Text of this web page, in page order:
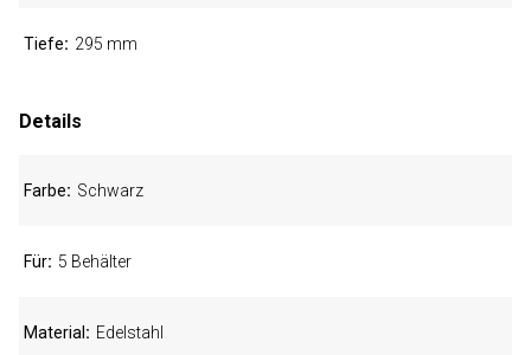
Tiefe 295 mm
Details
Farbe Schwarz
Für 5 Behälter
Material Edelstahl